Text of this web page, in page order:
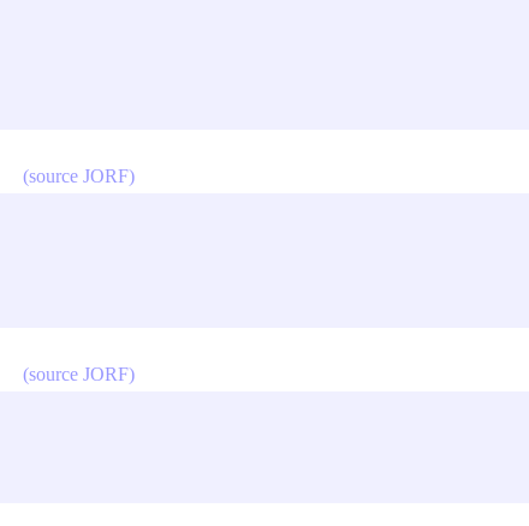
(source JORF)
(source JORF)